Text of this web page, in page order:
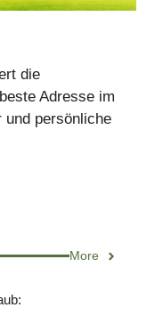
die
Adresse im
und persönliche
More